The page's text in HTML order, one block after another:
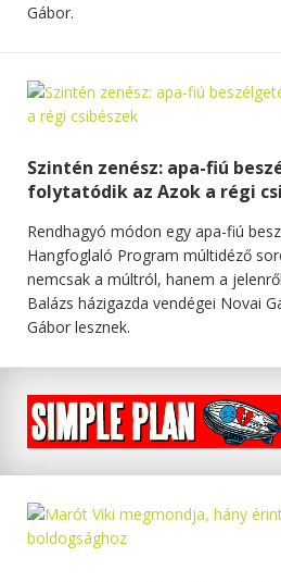
Gábor.
Szintén zenész: apa-fiú
folytatódik az Azok a régi
Rendhagyó módon egy apa-fiú
Hangfoglaló Program múltidéző
nemcsak a múltról, hanem a
Balázs házigazda vendégei Novai
Gábor lesznek.